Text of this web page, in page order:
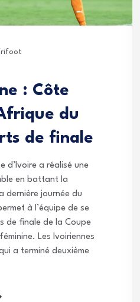
: Côte
du
de finale
d’Ivoire a réalisé une
en battant la
dernière journée du
à l’équipe de se
de finale de la Coupe
Les Ivoiriennes
a terminé deuxième